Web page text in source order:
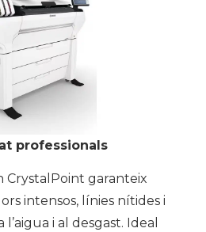
professionals
CrystalPoint garanteix
intensos, línies nítides i
i al desgast. Ideal